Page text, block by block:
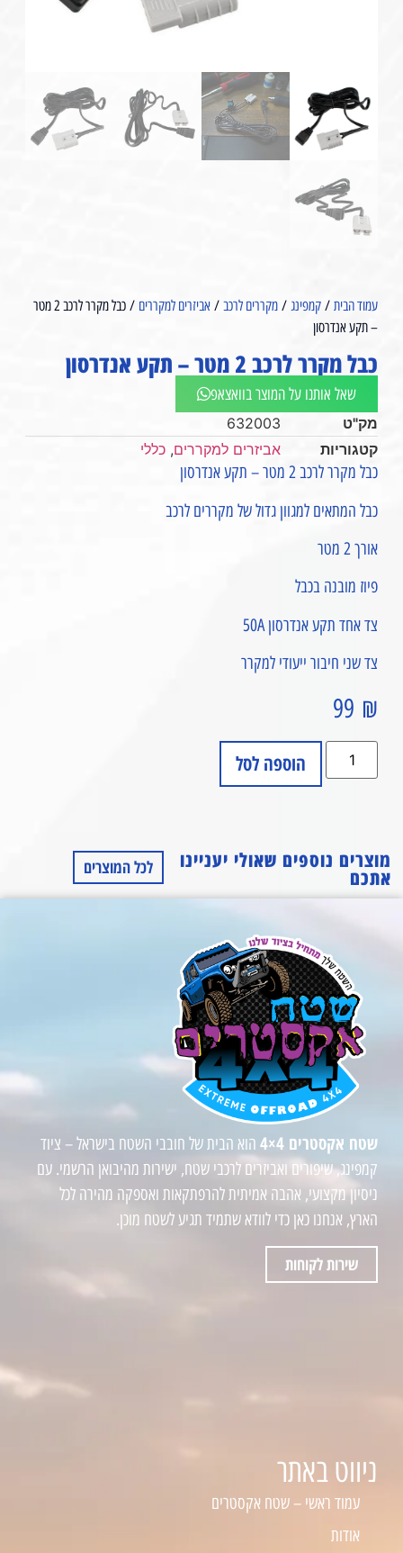
עמוד הבית/ קמפינג/ מקררים לרכב/ אביזרים למקררים
/ כבל מקרר לרכב 2 מטר
– תקע אנדרסון
כבל מקרר לרכב 2 מטר – תקע אנדרסון
שאל אותנו על המוצר בוואצאפ
מק"ט
632003
קטגוריות
אביזרים למקררים, כללי
כבל מקרר לרכב 2 מטר – תקע אנדרסון
כבל המתאים למגוון גדול של מקררים לרכב
אורך 2 מטר
פיוז מובנה בכבל
צד אחד תקע אנדרסון 50A
צד שני חיבור ייעודי למקרר
99 ₪
הוספה לסל
מוצרים נוספים שאולי יעניינו
אתכם לכל המוצרים
שטח אקסטרים 4×4
הוא הבית של חובבי השטח בישראל – ציוד
קמפינג, שיפורים ואביזרים לרכבי שטח, ישירות מהיבואן הרשמי. עם
ניסיון מקצועי, אהבה אמיתית להרפתקאות ואספקה מהירה לכל
הארץ, אנחנו כאן כדי לוודא שתמיד תגיע לשטח מוכן.
שירות לקוחות
ניווט באתר
עמוד ראשי – שטח אקסטרים
אודות